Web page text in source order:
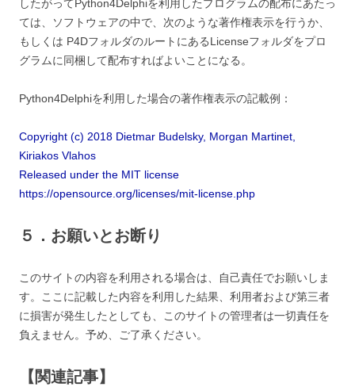
したがってPython4Delphiを利用したプログラムの配布にあたっ
ては、ソフトウェアの中で、次のような著作権表示を行うか、
もしくは P4DフォルダのルートにあるLicenseフォルダをプロ
グラムに同梱して配布すればよいことになる。
Python4Delphiを利用した場合の著作権表示の記載例：
Copyright (c) 2018 Dietmar Budelsky, Morgan Martinet,
Kiriakos Vlahos
Released under the MIT license
https://opensource.org/licenses/mit-license.php
５．お願いとお断り
このサイトの内容を利用される場合は、自己責任でお願いしま
す。ここに記載した内容を利用した結果、利用者および第三者
に損害が発生したとしても、このサイトの管理者は一切責任を
負えません。予め、ご了承ください。
【関連記事】